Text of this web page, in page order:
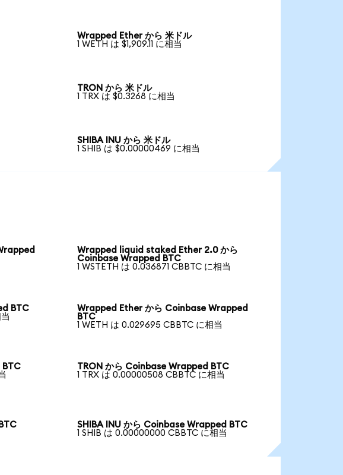
Wrapped Ether から 米ドル
1 WETH は $1,909.11 に相当
TRON から 米ドル
1 TRX は $0.3268 に相当
SHIBA INU から 米ドル
1 SHIB は $0.00000469 に相当
Wrapped liquid staked Ether 2.0 から
Coinbase Wrapped BTC
1 WSTETH は 0.036871 CBBTC に相当
BTC
Wrapped Ether から Coinbase Wrapped
BTC
1 WETH は 0.029695 CBBTC に相当
BTC
TRON から Coinbase Wrapped BTC
1 TRX は 0.00000508 CBBTC に相当
SHIBA INU から Coinbase Wrapped BTC
1 SHIB は 0.00000000 CBBTC に相当